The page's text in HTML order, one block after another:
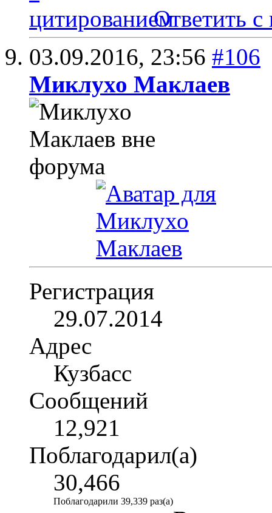
Ответить с
03.09.2016, 23:56 #106
Миклухо Маклаев
Регистрация
29.07.2014
Адрес
Кузбасс
Сообщений
12,921
Поблагодарил(а)
30,466
Поблагодарили 39,339 раз(а)